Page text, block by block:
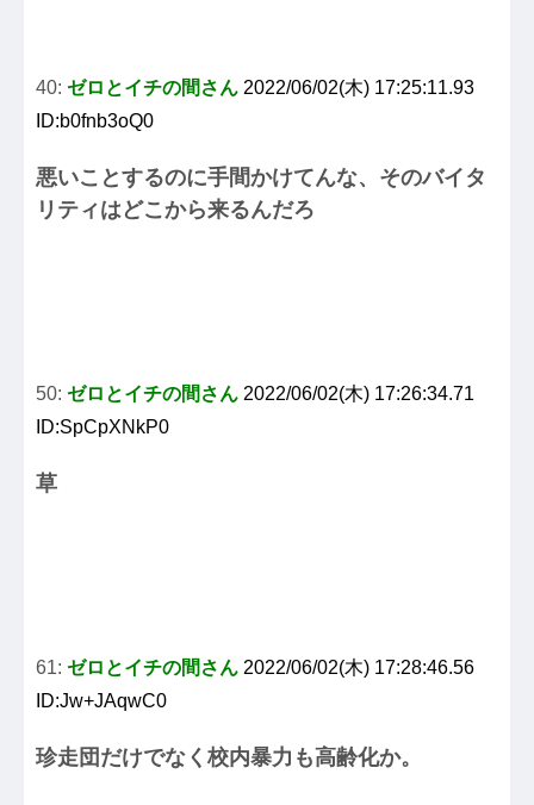
40: ゼロとイチの間さん 2022/06/02(木) 17:25:11.93
ID:b0fnb3oQ0
悪いことするのに手間かけてんな、そのバイタ
リティはどこから来るんだろ
50: ゼロとイチの間さん 2022/06/02(木) 17:26:34.71
ID:SpCpXNkP0
草
61: ゼロとイチの間さん 2022/06/02(木) 17:28:46.56
ID:Jw+JAqwC0
珍走団だけでなく校内暴力も高齢化か。